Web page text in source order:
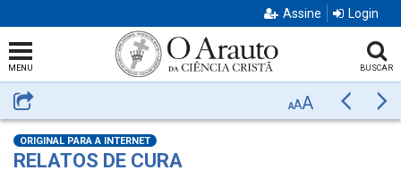
Assine Login
MENU BUSCAR
Compartilhar AAA Anterior
ORIGINAL PARA A INTERNET
RELATOS DE CURA